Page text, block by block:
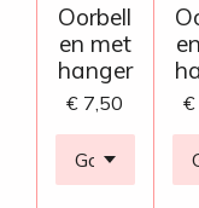
Oorbell
en met
hanger
€ 7,50 €